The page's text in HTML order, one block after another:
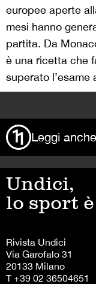
europee aperte
mesi hanno
partita. Da
è una ricetta che
superato l’esame
Leggi anche
Undici,
lo sport
Rivista Undici
Via Garofalo 31
20133 Milano
T +39 02 36504651